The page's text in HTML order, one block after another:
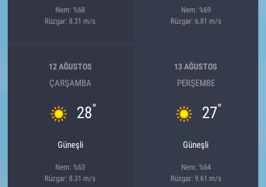
Nem: %68
Rüzgar: 8.31 m/s
Nem: %69
Rüzgar: 6.81 m/s
12 AĞUSTOS
ÇARŞAMBA
28°
Güneşli
Nem: %63
Rüzgar: 8.31 m/s
13 AĞUSTOS
PERŞEMBE
27°
Güneşli
Nem: %64
Rüzgar: 9.61 m/s